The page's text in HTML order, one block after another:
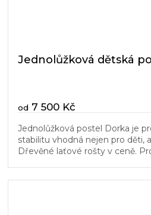
Jednolůžková dětská
od 7 500 Kč
Jednolůžková postel Dorka je
stabilitu vhodná nejen pro děti,
Dřevěné laťové rošty v ceně.